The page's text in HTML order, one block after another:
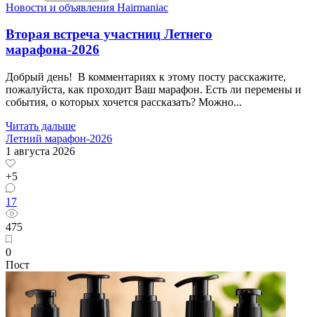
Новости и объявления Hairmaniac
Вторая встреча участниц Летнего
марафона-2026
Добрый день! В комментариях к этому посту расскажите,
пожалуйста, как проходит Ваш марафон. Есть ли перемены и
события, о которых хочется рассказать? Можно...
Читать дальше
Летний марафон-2026
1 августа 2026
+5
17
475
0
Пост